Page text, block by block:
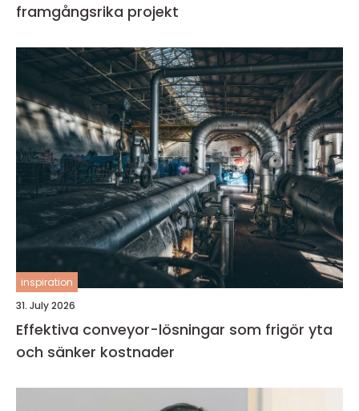
framgångsrika projekt
inspiration
31. July 2026
Effektiva conveyor-lösningar som frigör yta
och sänker kostnader